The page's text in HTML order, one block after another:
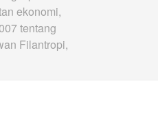
ekonomi,
tentang
Filantropi,